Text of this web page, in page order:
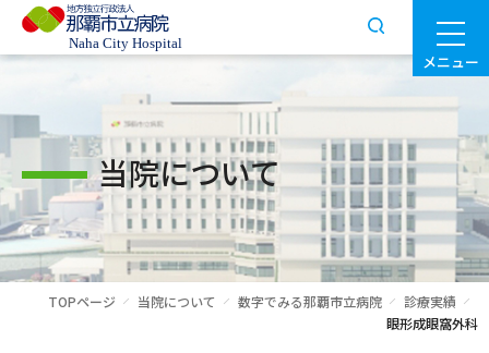
メニュー
当院について
TOPページ 当院について 数字でみる那覇市立病院
診療実績
眼形成眼窩外科